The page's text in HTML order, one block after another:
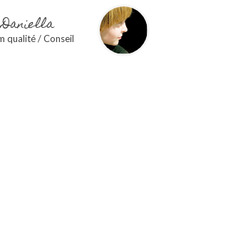
Daniella
qualité / Conseil